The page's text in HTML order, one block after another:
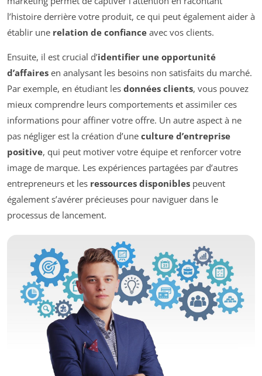
l’histoire derrière votre produit, ce qui peut également aider à
établir une relation de confiance avec vos clients.
Ensuite, il est crucial d’identifier une opportunité
d’affaires en analysant les besoins non satisfaits du marché.
Par exemple, en étudiant les données clients, vous pouvez
mieux comprendre leurs comportements et assimiler ces
informations pour affiner votre offre. Un autre aspect à ne
pas négliger est la création d’une culture d’entreprise
positive, qui peut motiver votre équipe et renforcer votre
image de marque. Les expériences partagées par d’autres
entrepreneurs et les ressources disponibles peuvent
également s’avérer précieuses pour naviguer dans le
processus de lancement.